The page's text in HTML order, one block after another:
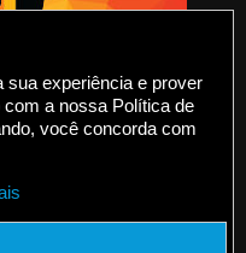
sua experiência e prover
a nossa Política de
você concorda com